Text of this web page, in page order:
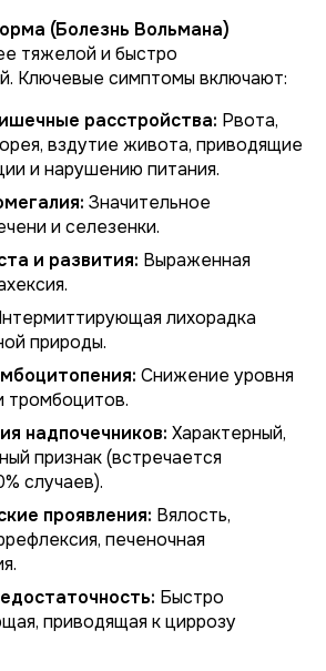
(Болезнь Вольмана)
тяжелой и быстро
Ключевые симптомы включают:
расстройства: Рвота,
вздутие живота, приводящие
и нарушению питания.
Значительное
и селезенки.
и развития: Выраженная
лихорадка
природы.
Снижение уровня
тромбоцитов.
надпочечников: Характерный,
признак (встречается
случаев).
проявления: Вялость,
печеночная
Быстро
приводящая к циррозу